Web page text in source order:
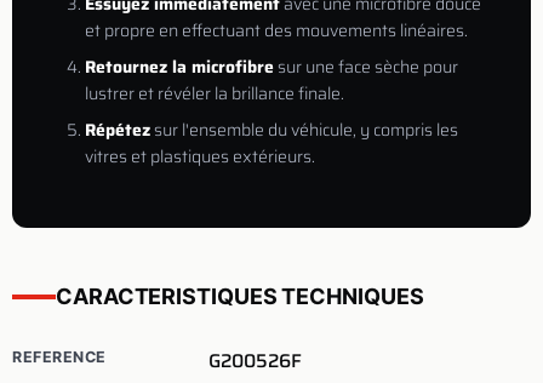
et propre en effectuant des mouvements linéaires.
Retournez la microfibresur une face sèche pour
lustrer et révéler la brillance finale.
Répétezsur l'ensemble du véhicule, y compris les
vitres et plastiques extérieurs.
CARACTERISTIQUES TECHNIQUES
REFERENCE G200526F